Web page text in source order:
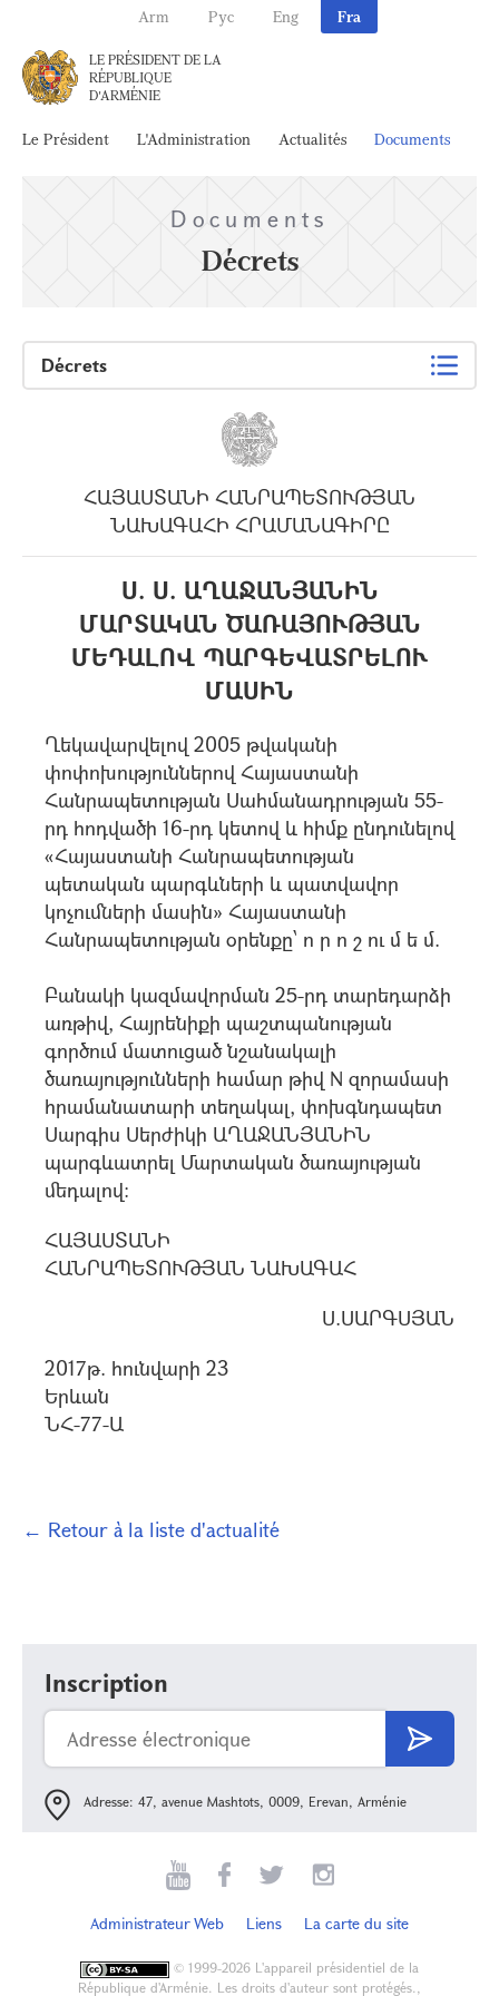
Arm Рус Eng Fra
LE PRÉSIDENT DE LA
RÉPUBLIQUE
D'ARMÉNIE
Le Président L'Administration Actualités Documents
Documents
Décrets
Décrets
ՀԱՅԱՍՏԱՆԻ ՀԱՆՐԱՊԵՏՈՒԹՅԱՆ
ՆԱԽԱԳԱՀԻ ՀՐԱՄԱՆԱԳԻՐԸ
Ս. Ս. ԱՂԱՋԱՆՅԱՆԻՆ
ՄԱՐՏԱԿԱՆ ԾԱՌԱՅՈՒԹՅԱՆ
ՄԵԴԱԼՈՎ ՊԱՐԳԵՎԱՏՐԵԼՈՒ
ՄԱՍԻՆ
Ղեկավարվելով 2005 թվականի
փոփոխություններով Հայաստանի
Հանրապետության Սահմանադրության 55-
րդ հոդվածի 16-րդ կետով և հիմք ընդունելով
«Հայաստանի Հանրապետության
պետական պարգևների և պատվավոր
կոչումների մասին» Հայաստանի
Հանրապետության օրենքը՝ ո ր ո շ ու մ ե մ.
Բանակի կազմավորման 25-րդ տարեդարձի
առթիվ, Հայրենիքի պաշտպանության
գործում մատուցած նշանակալի
ծառայությունների համար թիվ N զորամասի
հրամանատարի տեղակալ, փոխգնդապետ
Սարգիս Սերժիկի ԱՂԱՋԱՆՅԱՆԻՆ
պարգևատրել Մարտական ծառայության
մեդալով:
ՀԱՅԱՍՏԱՆԻ
ՀԱՆՐԱՊԵՏՈՒԹՅԱՆ ՆԱԽԱԳԱՀ
Ս.ՍԱՐԳՍՅԱՆ
2017թ. հունվարի 23
Երևան
ՆՀ-77-Ա
← Retour à la liste d'actualité
Inscription
Adresse: 47, avenue Mashtots, 0009, Erevan, Arménie
Administrateur Web Liens La carte du site
© 1999-2026 L'appareil présidentiel de la
République d'Arménie. Les droits d'auteur sont protégés.,